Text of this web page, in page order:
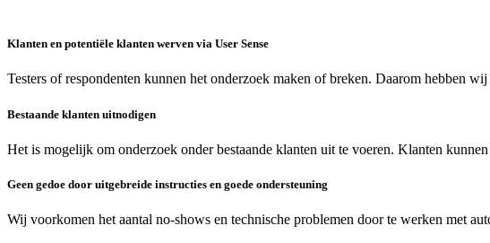
Klanten en potentiële klanten werven via User Sense
Testers of respondenten kunnen het onderzoek maken of breken. Daarom hebben
Bestaande klanten uitnodigen
Het is mogelijk om onderzoek onder bestaande klanten uit te voeren. Klanten
Geen gedoe door uitgebreide instructies en goede ondersteuning
Wij voorkomen het aantal no-shows en technische problemen door te werken met